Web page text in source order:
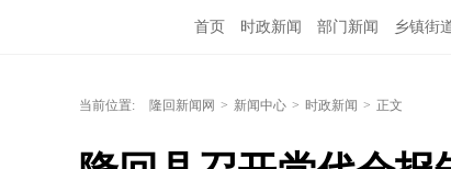
首页 时政新闻 部门新闻 乡镇街
当前位置: 隆回新闻网 > 新闻中心 > 时政新闻 > 正文